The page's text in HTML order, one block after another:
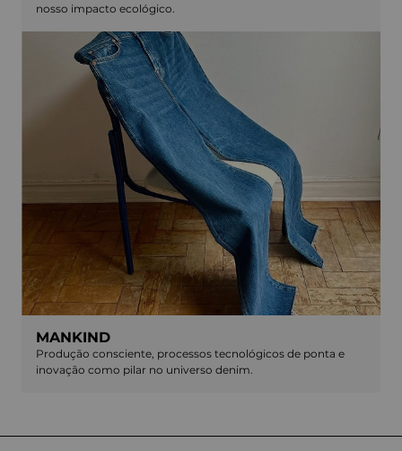
nosso impacto ecológico.
MANKIND
Produção consciente, processos tecnológicos de ponta e
inovação como pilar no universo denim.